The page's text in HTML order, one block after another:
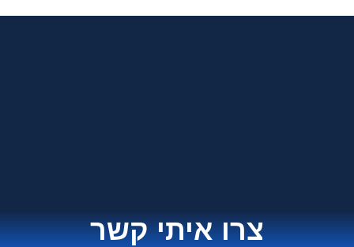
צרו איתי קשר